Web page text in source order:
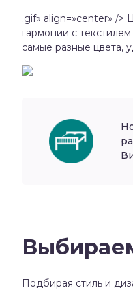
.gif» align=»center» />
гармонии с
самые разные цвета,
Подбирая стиль и